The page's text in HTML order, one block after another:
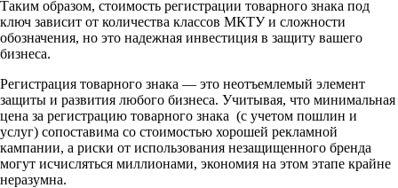
Таким образом, стоимость регистрации товарного знака под
ключ зависит от количества классов МКТУ и сложности
обозначения, но это надежная инвестиция в защиту вашего
бизнеса.
Регистрация товарного знака — это неотъемлемый элемент
защиты и развития любого бизнеса. Учитывая, что минимальная
цена за регистрацию товарного знака (с учетом пошлин и
услуг) сопоставима со стоимостью хорошей рекламной
кампании, а риски от использования незащищенного бренда
могут исчисляться миллионами, экономия на этом этапе крайне
неразумна.